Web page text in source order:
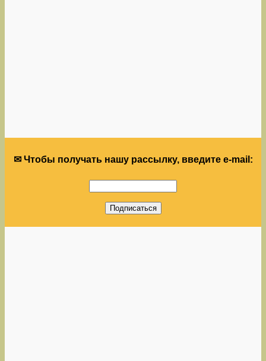
✉ Чтобы получать нашу рассылку, введите e-mail: